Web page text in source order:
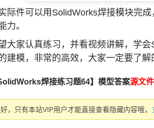
际件可以用SolidWorks焊接模块完
力。
大家认真练习，并看视频讲解，学
建模，非常的高效，大家一定要了解
焊接练习题64】模型答案源文件
，只有本站VIP用户才能直接查看隐藏内容哦，